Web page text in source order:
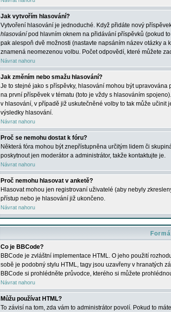
Jak vytvořím hlasování?
Vytvoření hlasování je jednoduché. Když přidáte nový
hlasování pod hlavním oknem na přidávání příspěvků (pokud
pak alespoň dvě možnosti (nastavte napsáním název otázky a
znamená neomezenou volbu. Počet odpovědí, které můžete
Návrat nahoru
Jak změním nebo smažu hlasování?
Je to stejné jako s příspěvky, hlasování mohou být
na první příspěvek v tématu (toto je vždy s hlasováním
v hlasování, v případě již uskutečněné volby to tak může
výsledky hlasování.
Návrat nahoru
Proč se nemohu dostat k fóru?
Některá fóra mohou být znepřístupněna určitým lidem či
poskytnout jen moderátor a administrátor, takže kontaktujte je.
Návrat nahoru
Proč nemohu hlasovat v anketě?
Hlasovat mohou jen registrovaní uživatelé (aby nebyly
přístup nebo je hlasování již ukončeno.
Návrat nahoru
Co je BBCode?
BBCode je zvláštní implementace HTML. O jeho použití
sobě je podobný stylu HTML, tagy jsou uzavřeny v hranatých
BBCode si prohlédněte průvodce, kterého si můžete
Návrat nahoru
Můžu používat HTML?
To závisí na tom, zda vám to administrátor povolí. Pokud to